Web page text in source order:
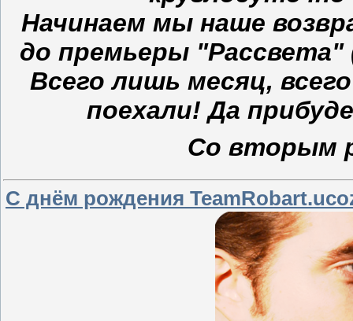
Начинаем мы наше
до премьеры "Рассвета"
Всего лишь месяц,
поехали! Да
Со вторым
С днём рождения